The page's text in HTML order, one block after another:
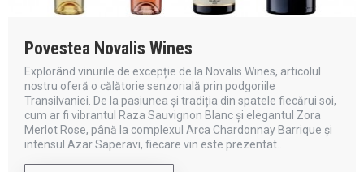
Povestea Novalis Wines
Explorând vinurile de excepție de la Novalis Wines, articolul
nostru oferă o călătorie senzorială prin podgoriile
Transilvaniei. De la pasiunea și tradiția din spatele fiecărui soi,
cum ar fi vibrantul Raza Sauvignon Blanc și elegantul Zora
Merlot Rose, până la complexul Arca Chardonnay Barrique și
intensul Azar Saperavi, fiecare vin este prezentat..